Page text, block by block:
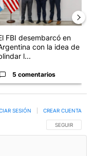
FBI desembarcó en
con la idea de
l...
5 comentarios
SIGA ESTA
SEGUIR
SESIÓN CREAR CUENTA